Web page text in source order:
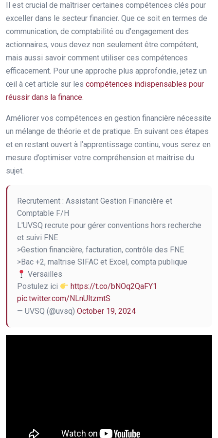
Il est crucial de maîtriser certaines compétences clés pour
exceller dans le secteur financier. Que ce soit en termes de
communication, de comptabilité ou d’engagement des
actionnaires, vous devez non seulement être compétent,
mais aussi savoir comment utiliser ces compétences
efficacement. Pour une approche plus approfondie, jetez un
œil à cet article sur les compétences indispensables pour
réussir dans la finance.
Améliorer vos compétences en gestion financière nécessite
un mélange de théorie et de pratique. En suivant ces étapes
et en restant ouvert à l’apprentissage continu, vous serez en
mesure d’optimiser votre compréhension et maitrise du
sujet.
Recrutement : Assistant Gestion Financière et
Comptable F/H
L'UVSQ recrute pour gérer conventions hors recherche
et suivi FNE
>Gestion financière, facturation, contrôle des FNE
>Bac +2, maîtrise SIFAC et Excel, compta publique
Versailles
Postulez ici
https://t.co/bNOq2QaFY1
pic.twitter.com/NLnUltzmtS
— UVSQ (@uvsq) October 19, 2024